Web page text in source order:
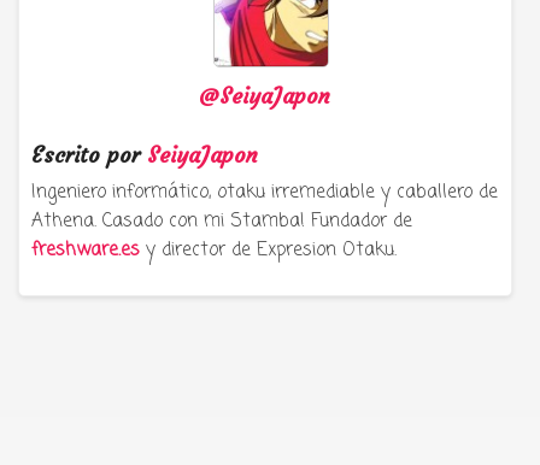
@SeiyaJapon
Escrito por SeiyaJapon
Ingeniero informático, otaku irremediable y caballero de
Athena. Casado con mi Stamba! Fundador de
freshware.es y director de Expresion Otaku.